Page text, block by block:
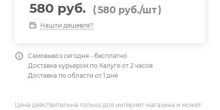
580 руб. (580 руб./шт)
Нашли дешевле?
Самовывоз сегодня - бесплатно
Доставка курьером по Калуге от 2 часов
Доставка по области от 1 дня
Цена действительна только для интернет-магазина и может